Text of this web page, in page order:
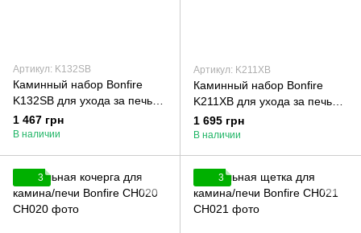
Артикул: K132SB
Каминный набор Bonfire
K132SB для ухода за печью/
камином
1 467 грн
В наличии
Артикул: K211XB
Каминный набор Bonfire
K211XB для ухода за печью/
камином
1 695 грн
В наличии
3 3